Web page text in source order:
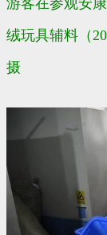
绒玩具辅料（
摄